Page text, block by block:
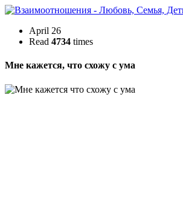
April 26
Read 4734 times
Мне кажется, что схожу с ума